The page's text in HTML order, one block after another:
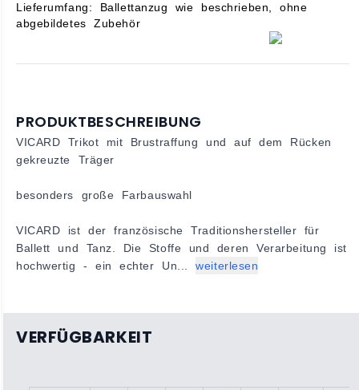
Lieferumfang: Ballettanzug wie beschrieben, ohne
abgebildetes Zubehör
PRODUKTBESCHREIBUNG
VICARD Trikot mit Brustraffung und auf dem Rücken
gekreuzte Träger
besonders große Farbauswahl
VICARD ist der französische Traditionshersteller für
Ballett und Tanz. Die Stoffe und deren Verarbeitung ist
hochwertig - ein echter Un...weiterlesen
VERFÜGBARKEIT